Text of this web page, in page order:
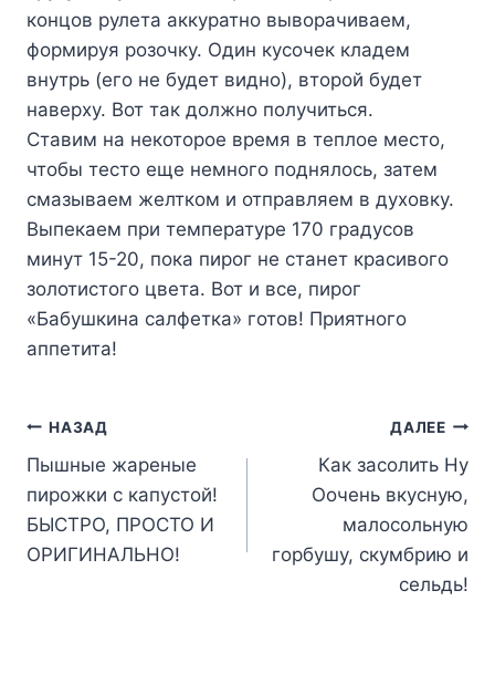
концов рулета аккуратно выворачиваем,
формируя розочку. Один кусочек кладем
внутрь (его не будет видно), второй будет
наверху. Вот так должно получиться.
Ставим на некоторое время в теплое место,
чтобы тесто еще немного поднялось, затем
смазываем желтком и отправляем в духовку.
Выпекаем при температуре 170 градусов
минут 15-20, пока пирог не станет красивого
золотистого цвета. Вот и все, пирог
«Бабушкина салфетка» готов! Приятного
аппетита!
Навигация
по
записям
НАЗАД
Пышные жареные
пирожки с капустой!
БЫСТРО, ПРОСТО И
ОРИГИНАЛЬНО!
ДАЛЕЕ
Как засолить Ну
Оочень вкусную,
малосольную
горбушу, скумбрию и
сельдь!